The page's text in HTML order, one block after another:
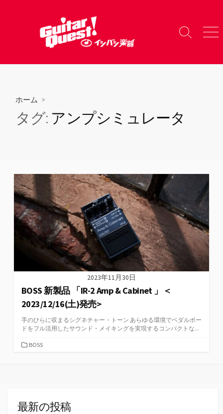
へ
検
り
メ
ー
ホーム >
タグ: アンプシミュレータ
2023年11月30日
BOSS 新製品 「IR-2 Amp & Cabinet 」＜
2023/12/16(土)発売>
手のひらに収まるシグネチャー・トーン あらゆる環境でペダルボー
ドをフル活用したサウンド・メイキングを実現するコンパクトな...
カBOSS
最新の投稿